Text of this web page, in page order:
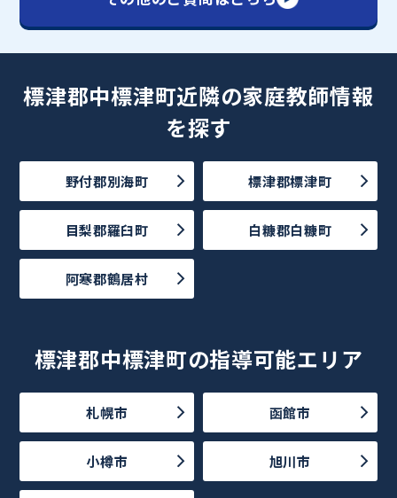
標津郡中標津町近隣の家庭教師情報
を探す
野付郡別海町 標津郡標津町
目梨郡羅臼町 白糠郡白糠町
阿寒郡鶴居村
標津郡中標津町の指導可能エリア
札幌市 函館市
小樽市 旭川市